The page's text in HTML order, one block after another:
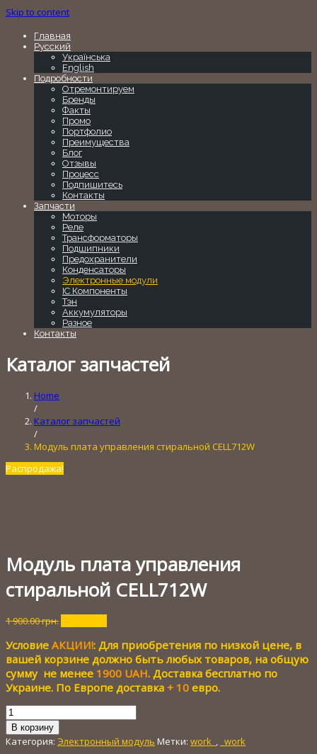
Skip to content
Главная
Русский
Українська
English
Подробности
Отремонтируем
Бренды
Факты
Промо
Портфолио
Преимущества
Блог
Отзывы
Процесс
Подпишитесь
Контакты
Запчасти
Моторы
Реле
Трансформаторы
Подшипники
Предохранители
Конденсаторы
Электронные модули
IC Компоненты
Тэн
Аккумуляторы
Разное
Контакты
Каталог запчастей
Home
/
Каталог запчастей
/
Модуль плата управления стиральной CELL712W
Распродажа!
Модуль плата управления
стиральной CELL712W
1 900.00грн.
составляла
1
900.00 грн..
250.00 грн..
Условие АКЦИИ!: Для приобретения по низкой цене, в
вашей корзине должно быть любых товаров, на общую
сумму не менее 1900 UAH. Доставка бесплатно по
Украине. По Европе доставка + 10 евро.
Количество
товара
Модуль
В корзину
Категория: Электронный модуль Метки: work_ , _work